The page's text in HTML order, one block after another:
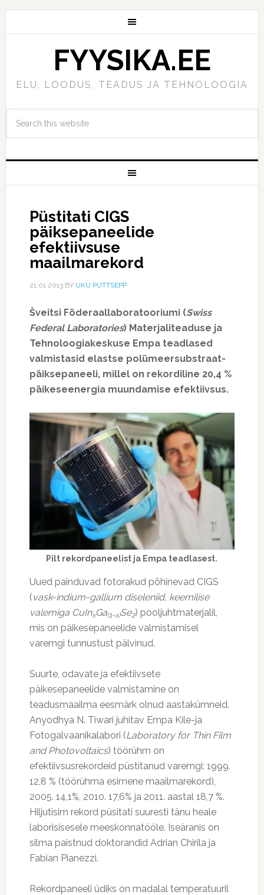
FYYSIKA.EE
ELU, LOODUS, TEADUS JA TEHNOLOOGIA
Püstitati CIGS
päiksepaneelide
efektiivsuse
maailmarekord
21.01.2013BY UKU PÜTTSEPP
Šveitsi Föderaallaboratooriumi (Swiss
Federal Laboratories) Materjaliteaduse ja
Tehnoloogiakeskuse Empa teadlased
valmistasid elastse polümeersubstraat-
päiksepaneeli, millel on rekordiline 20,4 %
päikeseenergia muundamise efektiivsus.
Pilt rekordpaneelist ja Empa teadlasest.
Uued painduvad fotorakud põhinevad CIGS
(vask-indium-gallium diseleniid, keemilise
valemiga CuInxGa(1-x)Se2) pooljuhtmaterjalil,
mis on päikesepaneelide valmistamisel
varemgi tunnustust pälvinud.
Suurte, odavate ja efektiivsete
päikesepaneelide valmistamine on
teadusmaailma eesmärk olnud aastakümneid.
Anyodhya N. Tiwari juhitav Empa Kile-ja
Fotogalvaanikalabori (Laboratory for Thin Film
and Photovoltaics) töörühm on
efektiivsusrekordeid püstitanud varemgi: 1999.
12,8 % (töörühma esimene maailmarekord),
2005. 14,1%, 2010. 17,6% ja 2011. aastal 18,7 %.
Hiljutisim rekord püsitati suuresti tänu heale
laborisisesele meeskonnatööle. Iseäranis on
silma paistnud doktorandid Adrian Chirila ja
Fabian Pianezzi.
Rekordpaneeli üdiks on madalal temperatuuril